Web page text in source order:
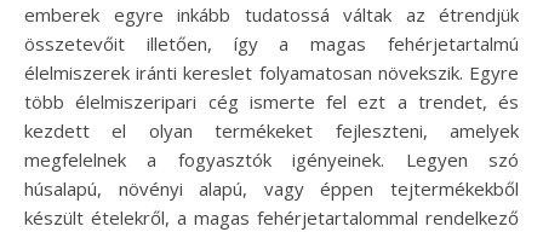
emberek egyre inkább tudatossá váltak az étrendjük
összetevőit illetően, így a magas fehérjetartalmú
élelmiszerek iránti kereslet folyamatosan növekszik. Egyre
több élelmiszeripari cég ismerte fel ezt a trendet, és
kezdett el olyan termékeket fejleszteni, amelyek
megfelelnek a fogyasztók igényeinek. Legyen szó
húsalapú, növényi alapú, vagy éppen tejtermékekből
készült ételekről, a magas fehérjetartalommal rendelkező